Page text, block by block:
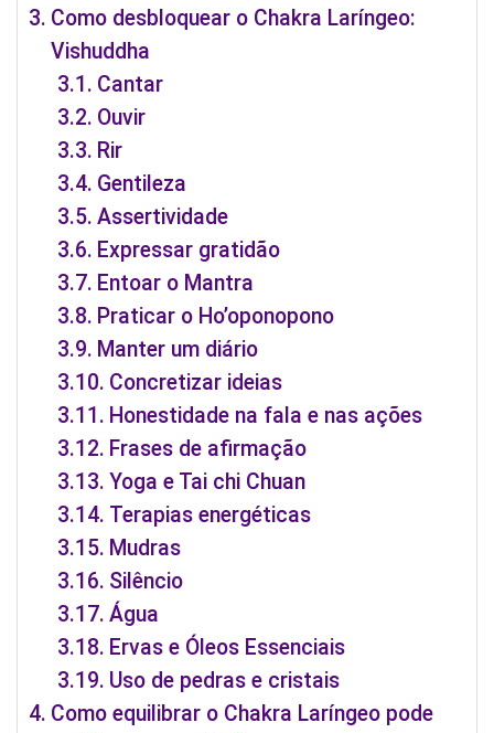
Como desbloquear o Chakra Laríngeo:
Vishuddha
Cantar
Ouvir
Rir
Gentileza
Assertividade
Expressar gratidão
Entoar o Mantra
Praticar o Ho’oponopono
Manter um diário
Concretizar ideias
Honestidade na fala e nas ações
Frases de afirmação
Yoga e Tai chi Chuan
Terapias energéticas
Mudras
Silêncio
Água
Ervas e Óleos Essenciais
Uso de pedras e cristais
Como equilibrar o Chakra Laríngeo pode